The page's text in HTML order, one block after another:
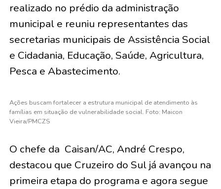
realizado no prédio da administração
municipal e reuniu representantes das
secretarias municipais de Assistência Social
e Cidadania, Educação, Saúde, Agricultura,
Pesca e Abastecimento.
Ações buscam fortalecer a estrutura municipal de atendimento às
famílias em situação de vulnerabilidade social. Foto: Maicon
Vieira/PMCZS
O chefe da Caisan/AC, André Crespo,
destacou que Cruzeiro do Sul já avançou na
primeira etapa do programa e agora segue